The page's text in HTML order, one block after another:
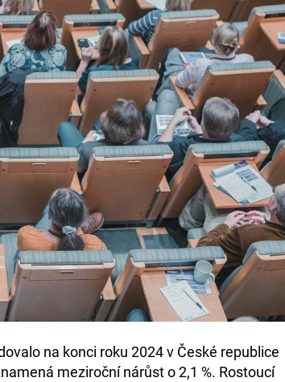
na konci roku 2024 v České republice
meziroční nárůst o 2,1 %. Rostoucí